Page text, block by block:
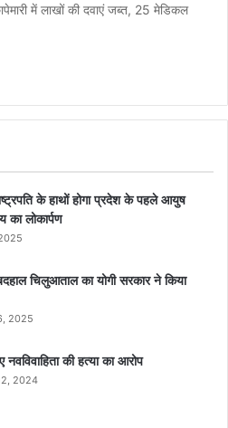
में लाखों की दवाएं जब्त, 25 मेडिकल
के हाथों होगा प्रदेश के पहले आयुष
का लोकार्पण
चिलुआताल का योगी सरकार ने किया
2025
की हत्या का आरोप
2024